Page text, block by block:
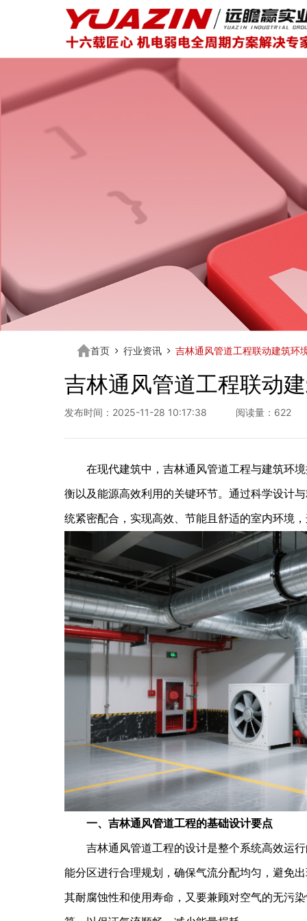
首页 行业资讯 吉林通风管道工程联动建筑环
吉林通风管道工程联动
发布时间：2025-11-28 10:17:38 阅读量：622
在现代建筑中，吉林通风管道工程与建筑环境
衡以及能源高效利用的关键环节。通过科学设计
统紧密配合，实现高效、节能且舒适的室内环境
一、吉林通风管道工程的基础设计要点
吉林通风管道工程的设计是整个系统高效运行
能分区进行合理规划，确保气流分配均匀，避免
其耐腐蚀性和使用寿命，又要兼顾对空气的无污